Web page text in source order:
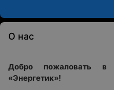
О нас
Добро пожаловать в
«Энергетик»!